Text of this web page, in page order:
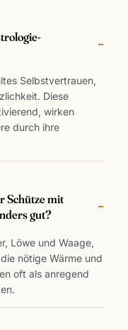
Selbstvertrauen,
Diese
wirken
durch ihre
Schütze mit
gut?
Löwe und Waage,
nötige Wärme und
oft als anregend